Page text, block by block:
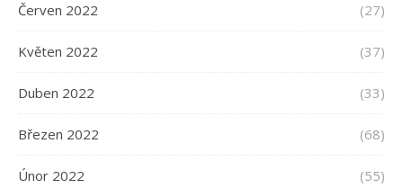
Červen 2022 (27)
Květen 2022 (37)
Duben 2022 (33)
Březen 2022 (68)
Únor 2022 (55)